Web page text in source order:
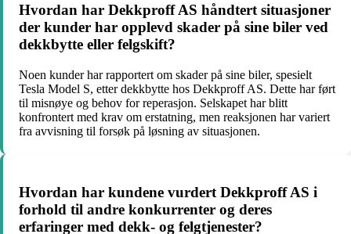
Hvordan har Dekkproff AS håndtert situasjoner
der kunder har opplevd skader på sine biler ved
dekkbytte eller felgskift?
Noen kunder har rapportert om skader på sine biler, spesielt
Tesla Model S, etter dekkbytte hos Dekkproff AS. Dette har ført
til misnøye og behov for reperasjon. Selskapet har blitt
konfrontert med krav om erstatning, men reaksjonen har variert
fra avvisning til forsøk på løsning av situasjonen.
Hvordan har kundene vurdert Dekkproff AS i
forhold til andre konkurrenter og deres
erfaringer med dekk- og felgtjenester?